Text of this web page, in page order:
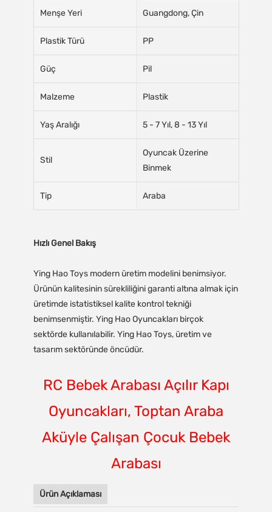
Menşe Yeri Guangdong, Çin
Plastik Türü PP
Güç Pil
Malzeme Plastik
Yaş Aralığı 5 - 7 Yıl, 8 - 13 Yıl
Stil
Oyuncak Üzerine
Binmek
Tip Araba
Hızlı Genel Bakış
Ying Hao Toys modern üretim modelini benimsiyor.
Ürünün kalitesinin sürekliliğini garanti altına almak için
üretimde istatistiksel kalite kontrol tekniği
benimsenmiştir. Ying Hao Oyuncakları birçok
sektörde kullanılabilir. Ying Hao Toys, üretim ve
tasarım sektöründe öncüdür.
RC Bebek Arabası Açılır Kapı
Oyuncakları, Toptan Araba
Aküyle Çalışan Çocuk Bebek
Arabası
Ürün Açıklaması